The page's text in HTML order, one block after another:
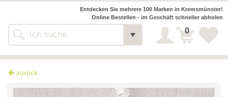
Alle Webseiten
Entdecken Sie mehrere 100 Marken in Kremsmünster!
Online Bestellen - im Geschäft schneller abholen
0
zurück